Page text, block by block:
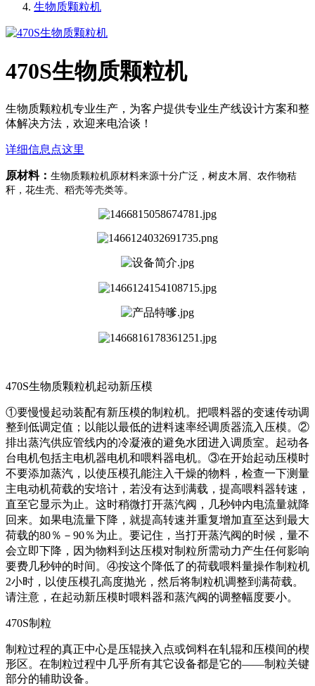
生物质颗粒机
470S生物质颗粒机
生物质颗粒机专业生产，为客户提供专业生产线设计方案和整
体解决方法，欢迎来电洽谈！
详细信息点这里
原材料： 生物质颗粒机原材料来源十分广泛，树皮木屑、农作物秸
秆，花生壳、稻壳等壳类等。
470S生物质颗粒机起动新压模
①要慢慢起动装配有新压模的制粒机。把喂料器的变速传动调
整到低调定值；以能以最低的进料速率经调质器流入压模。②
排出蒸汽供应管线内的冷凝液的避免水团进入调质室。起动各
台电机包括主电机器电机和喂料器电机。③在开始起动压模时
不要添加蒸汽，以使压模孔能注入干燥的物料，检查一下测量
主电动机荷载的安培计，若没有达到满载，提高喂料器转速，
直至它显示为止。这时稍微打开蒸汽阀，几秒钟内电流量就降
回来。如果电流量下降，就提高转速并重复增加直至达到最大
荷载的80％－90％为止。要记住，当打开蒸汽阀的时候，量不
会立即下降，因为物料到达压模对制粒所需动力产生任何影响
要费几秒钟的时间。④按这个降低了的荷载喂料量操作制粒机
2小时，以使压模孔高度抛光，然后将制粒机调整到满荷载。
请注意，在起动新压模时喂料器和蒸汽阀的调整幅度要小。
470S制粒
制粒过程的真正中心是压辊挟入点或饲料在轧辊和压模间的楔
形区。在制粒过程中几乎所有其它设备都是它的――制粒关键
部分的辅助设备。